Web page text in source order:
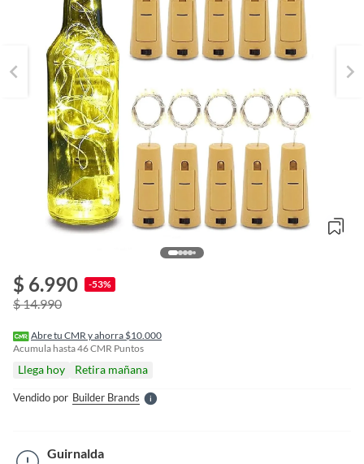
$ 6.990 -53%
$ 14.990
Abre tu CMR y ahorra $10.000
Acumula hasta46CMR Puntos
Llega hoy Retira mañana
Vendido por Builder BrandsS
l
e
r
Guirnalda